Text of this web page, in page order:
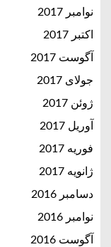
نوامبر 2017
اکتبر 2017
آگوست 2017
جولای 2017
ژوئن 2017
آوریل 2017
فوریه 2017
ژانویه 2017
دسامبر 2016
نوامبر 2016
آگوست 2016